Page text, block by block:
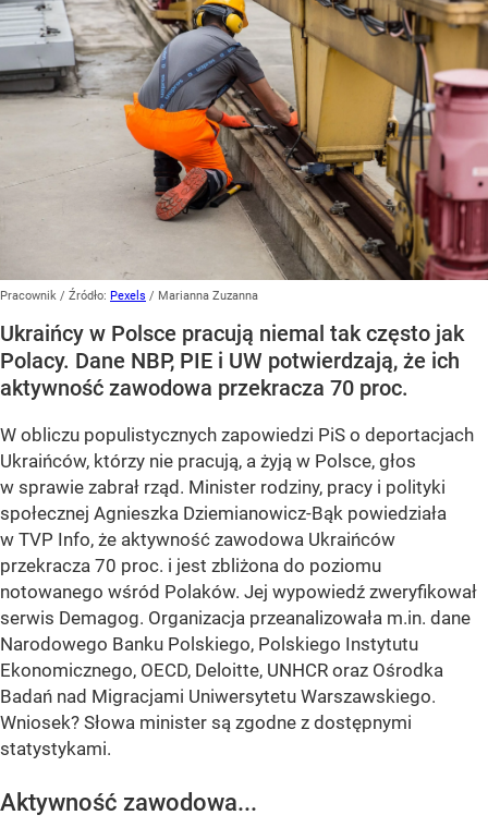
Pracownik / Źródło: Pexels / Marianna Zuzanna
Ukraińcy w Polsce pracują niemal tak często jak
Polacy. Dane NBP, PIE i UW potwierdzają, że ich
aktywność zawodowa przekracza 70 proc.
W obliczu populistycznych zapowiedzi PiS o deportacjach
Ukraińców, którzy nie pracują, a żyją w Polsce, głos
w sprawie zabrał rząd. Minister rodziny, pracy i polityki
społecznej Agnieszka Dziemianowicz-Bąk powiedziała
w TVP Info, że aktywność zawodowa Ukraińców
przekracza 70 proc. i jest zbliżona do poziomu
notowanego wśród Polaków. Jej wypowiedź zweryfikował
serwis Demagog. Organizacja przeanalizowała m.in. dane
Narodowego Banku Polskiego, Polskiego Instytutu
Ekonomicznego, OECD, Deloitte, UNHCR oraz Ośrodka
Badań nad Migracjami Uniwersytetu Warszawskiego.
Wniosek? Słowa minister są zgodne z dostępnymi
statystykami.
Aktywność zawodowa...